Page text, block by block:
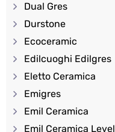
Dual Gres
Durstone
Ecoceramic
Edilcuoghi Edilgres
Eletto Ceramica
Emigres
Emil Ceramica
Emil Ceramica Level